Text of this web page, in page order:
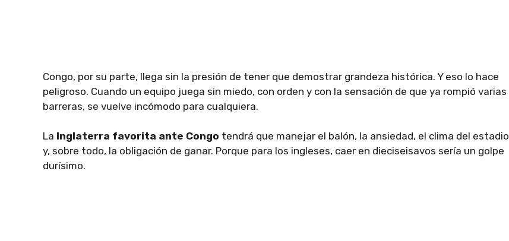
Congo, por su parte, llega sin la presión de tener que demostrar grandeza histórica. Y eso lo hace
peligroso. Cuando un equipo juega sin miedo, con orden y con la sensación de que ya rompió varias
barreras, se vuelve incómodo para cualquiera.
La Inglaterra favorita ante Congo tendrá que manejar el balón, la ansiedad, el clima del estadio
y, sobre todo, la obligación de ganar. Porque para los ingleses, caer en dieciseisavos sería un golpe
durísimo.